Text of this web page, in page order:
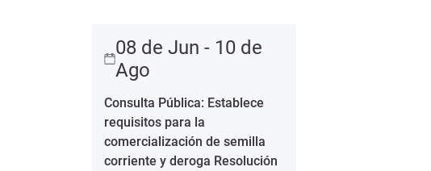
08 de Jun - 10 de
Ago
Consulta Pública: Establece
requisitos para la
comercialización de semilla
corriente y deroga Resolución